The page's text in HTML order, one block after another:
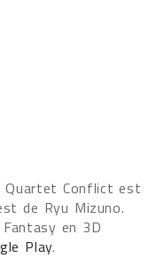
Quartet Conflict est
de Ryu Mizuno.
en 3D
Play.